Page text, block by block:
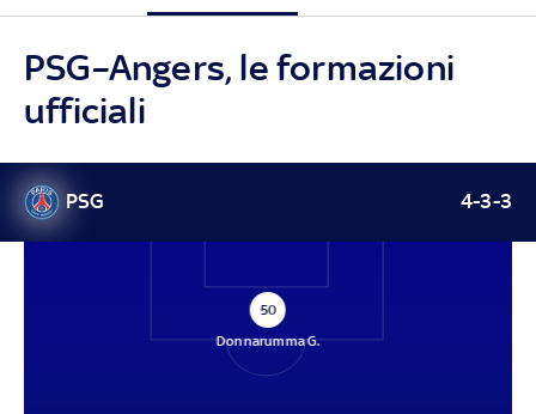
PSG–Angers, le formazioni
ufficiali
PSG 4-3-3
50
Donnarumma G.